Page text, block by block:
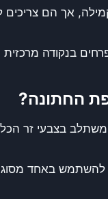
אך הם
בנקודה
החתונה?
בצבעי זר
באחד מסוגי